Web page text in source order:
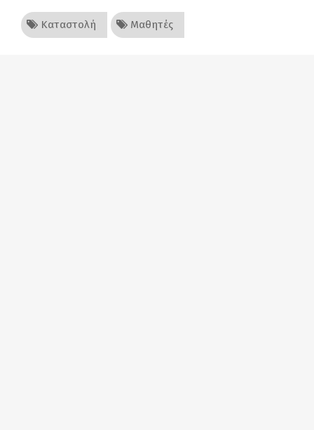
Καταστολή Μαθητές